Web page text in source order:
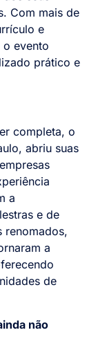
Com mais de
e
o evento
prático e
completa, o
abriu suas
a
e de
renomados,
a
de
não